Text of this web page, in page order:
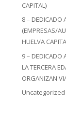
CAPITAL)
8 – DEDICADO
(EMPRESAS/
HUELVA
9 – DEDICADO
LA TERCERA
ORGANIZAN
Uncategorized